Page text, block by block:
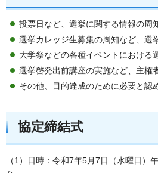
投票日など、選挙に関する情報の周
選挙カレッジ生募集の周知など、選
大学祭などの各種イベントにおける
選挙啓発出前講座の実施など、主権
その他、目的達成のために必要と認
協定締結式
（1）日時：令和7年5月7日（水曜日）